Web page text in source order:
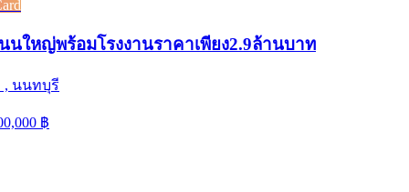
ใหญ่พร้อมโรงงานราคาเพียง2.9ล้านบาท
, นนทบุรี
฿